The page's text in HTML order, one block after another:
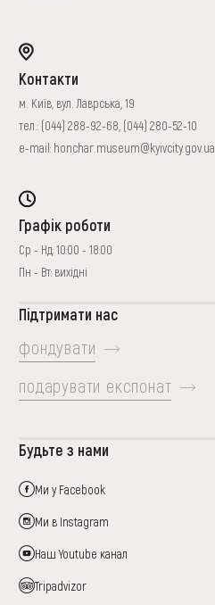
Контакти
м. Київ, вул. Лаврська, 19
тел.: (044) 288-92-68 (044) 280-52-10
e-mail: honchar.museum@kyivcity.gov.ua
Графік роботи
Ср - Нд: 10:00 - 18:00
Пн - Вт: вихідні
Підтримати нас
фондувати
подарувати експонат
Будьте з нами
Ми у Facebook
Ми в Instagram
Наш Youtube канал
Tripadvizor